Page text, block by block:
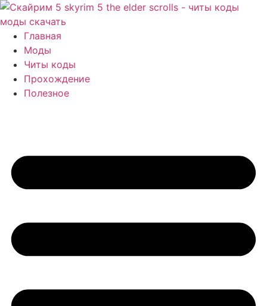
Перейти
к
содержимому
Главная
Моды
Читы коды
Прохождение
Полезное